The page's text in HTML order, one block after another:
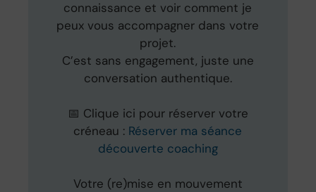
connaissance et voir comment je
peux vous accompagner dans votre
projet.
C’est sans engagement, juste une
conversation authentique.
📅 Clique ici pour réserver votre
créneau : Réserver ma séance
découverte coaching
Votre (re)mise en mouvement